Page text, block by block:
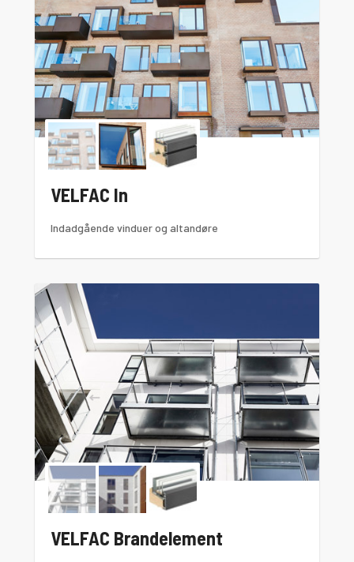
VELFAC In
Indadgående vinduer og altandøre
VELFAC Brandelement